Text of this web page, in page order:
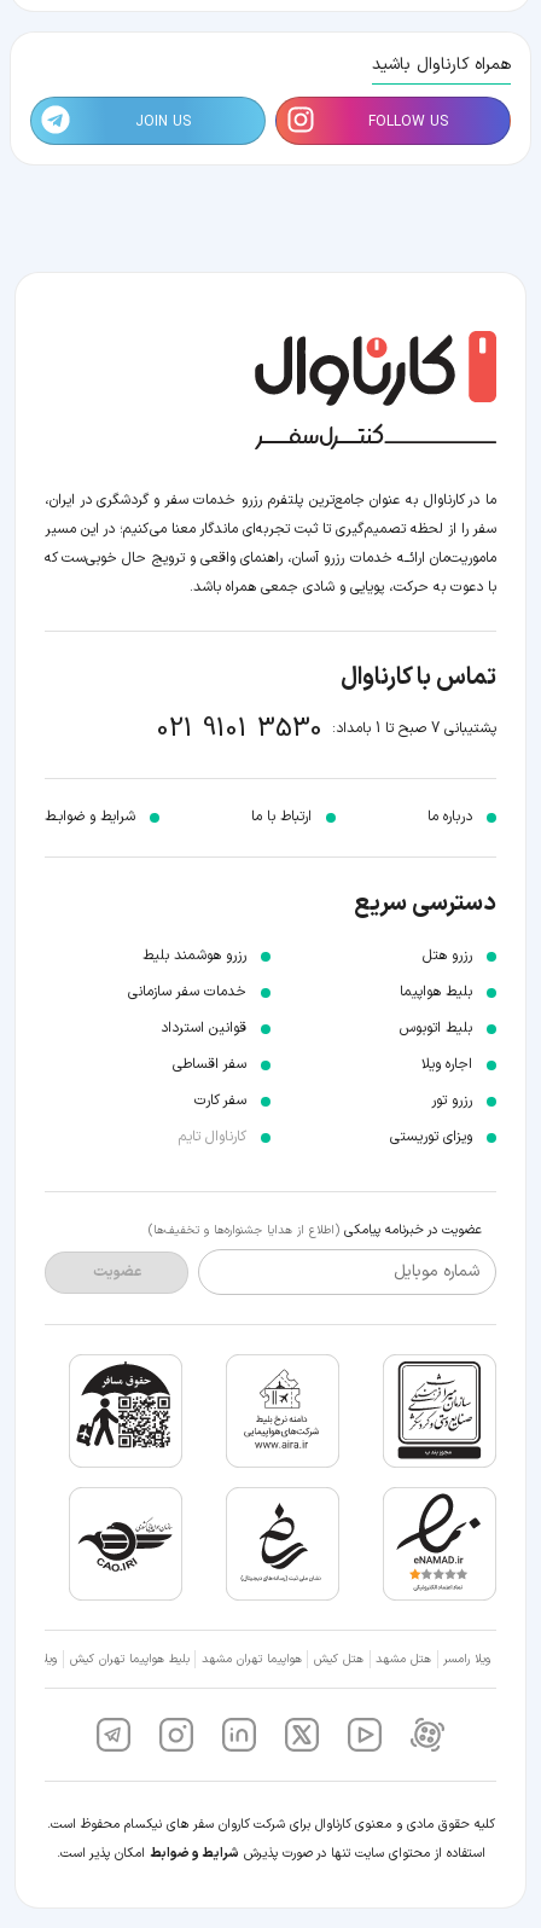
همراه کارناوال باشید
FOLLOW US
JOIN US
ما در کارناوال به عنوان جامع‌ترین پلتفرم رزرو خدمات سفر و گردشگری در ایران،
سفر را از لحظه‌ تصمیم‌گیری تا ثبت تجربه‌ای ماندگار معنا می‌کنیم؛ در این مسیر‍
ماموریت‌مان اراﺋــﻪ خدمات رزرو آسان، راهنمای واقعی و ترویج حال خوبی‌ست که
با دعوت به حرکت، پویایی و شادی جمعی همراه باشد.
تماس با کارناوال
پشتیبانی 7 صبح تا 1 بامداد: 021 9101 3530
درباره ما ارتباط با ما شرایط و ضوابـط
دسترسی سریع
رزرو هتل
بلیط هواپیما
بلیط اتوبوس
اجاره ویلا
رزرو تور
ویزای توریستی
رزرو هوشمند بلیط
خدمات سفر سازمانی
قوانین استرداد
سفر اقساطی
سفر کارت
کارناوال تایم
عضویت در خبرنامه پیامکی (اطلاع از هدایا جشنواره‌ها و تخفیف‌ها)
شماره موبایل عضویت
ویلا رامسر هتل مشهد هتل کیش هواپیما تهران مشهد بلیط هواپیما تهران کیش ویلا شمال
کلیه حقوق مادی و معنوی کارناوال برای شرکت کاروان سفر های نیکسام محفوظ است.
استفاده از محتوای سایت تنها در صورت پذیرش شرایط و ضوابط امکان پذیر است.